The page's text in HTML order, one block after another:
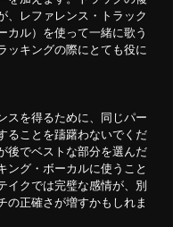
、レファレンス・トラック
カル）を使って一緒に歌う
ッキングの際にとても役に
スを得るために、同じパー
ることを躊躇わないでくだ
後でベストな部分を選んだ
ング・ボーカルに使うこと
イクでは完璧な感情が、別
の正確さが増すかもしれま